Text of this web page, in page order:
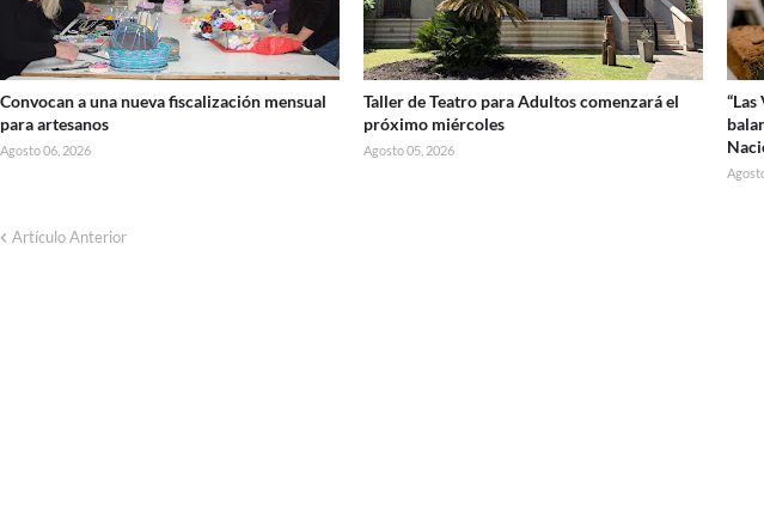
Convocan a una nueva fiscalización mensual
para artesanos
Agosto 06, 2026
Taller de Teatro para Adultos comenzará el
próximo miércoles
Agosto 05, 2026
Artículo Anterior